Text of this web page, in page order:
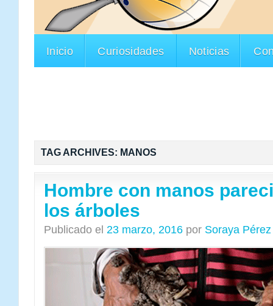
Inicio Curiosidades Noticias
TAG ARCHIVES: MANOS
Hombre con manos
los árboles
Publicado el 23 marzo, 2016 por Soraya Pérez